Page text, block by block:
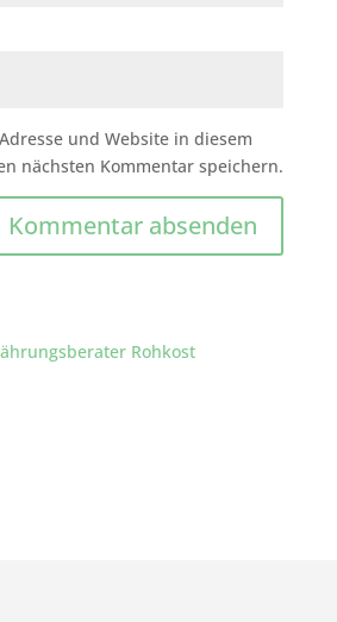
und Website in diesem
nächsten Kommentar speichern.